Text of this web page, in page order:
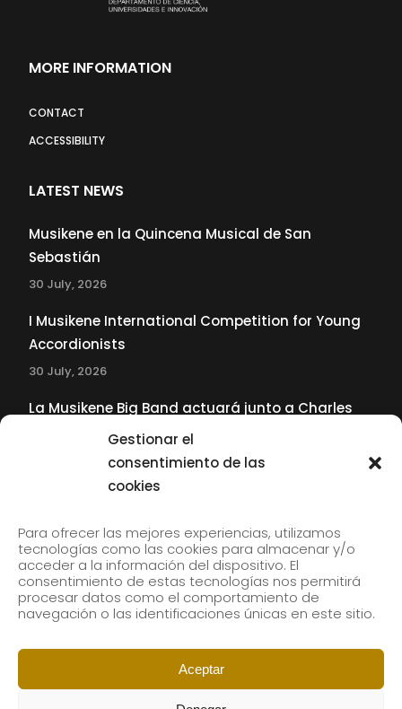
Gestionar el
consentimiento de las
cookies
Para ofrecer las mejores experiencias, utilizamos
tecnologías como las cookies para almacenar y/o
acceder a la información del dispositivo. El
consentimiento de estas tecnologías nos permitirá
procesar datos como el comportamiento de
navegación o las identificaciones únicas en este sitio.
Aceptar
MORE INFORMATION
CONTACT
ACCESSIBILITY
LATEST NEWS
Musikene en la Quincena Musical de San
Sebastián
30 July, 2026
I Musikene International Competition for Young
Accordionists
30 July, 2026
La Musikene Big Band actuará junto a Charles
Tolliver en el 61 Jazzaldia
Subscribe to our newsletter to receive our news by
email.